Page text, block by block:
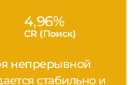
4,96%
CR (Поиск)
непрерывной
стабильно и